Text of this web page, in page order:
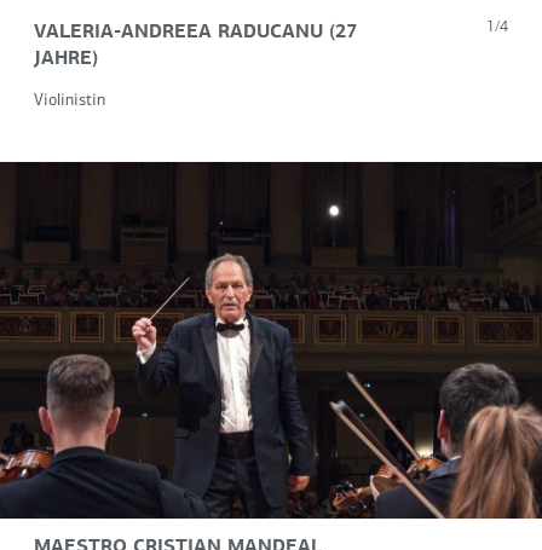
VALERIA-ANDREEA RADUCANU (27
JAHRE)
1/4
Violinistin